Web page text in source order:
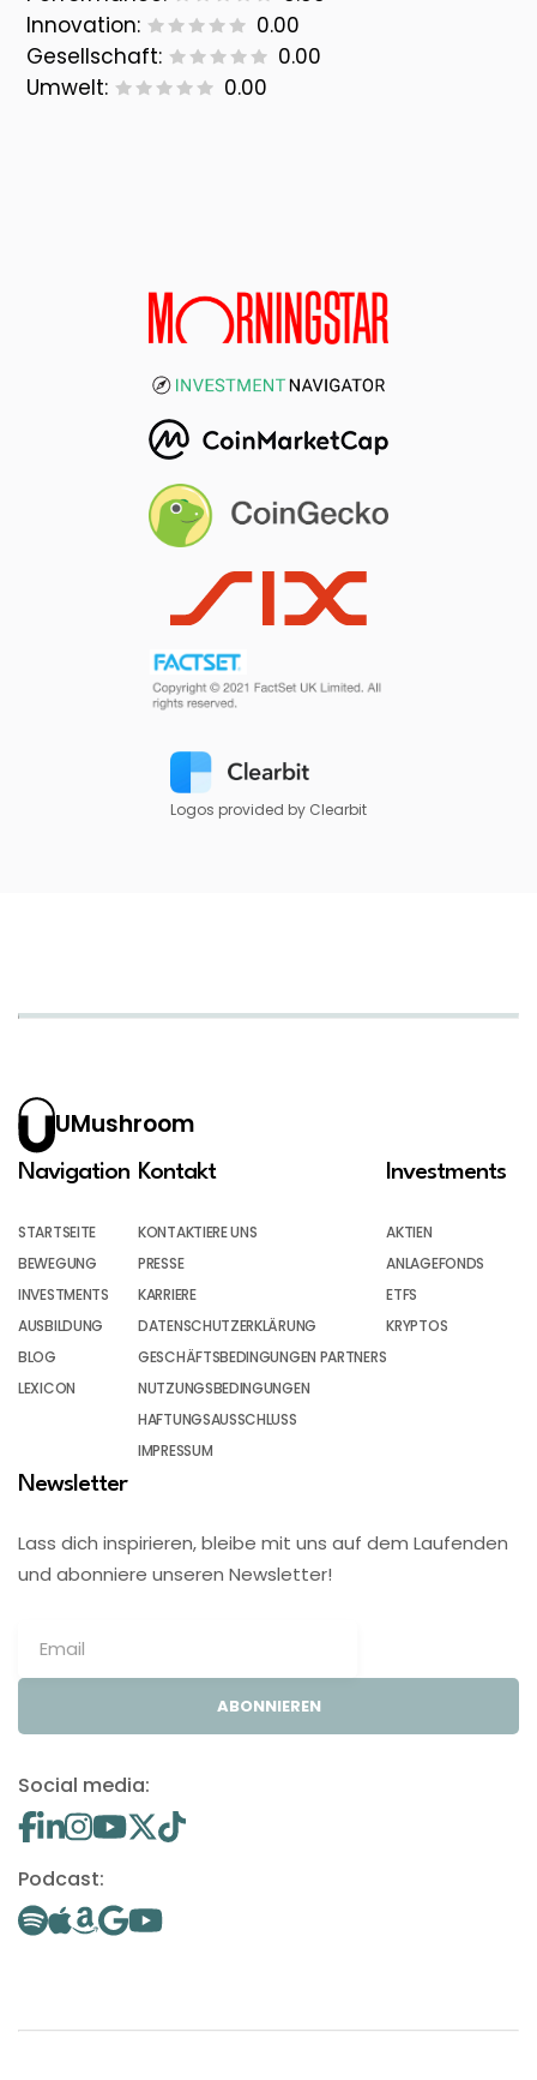
Innovation:
0.00
Gesellschaft:
0.00
Umwelt:
0.00
Logos provided by Clearbit
UMushroom
Navigation
STARTSEITE
BEWEGUNG
INVESTMENTS
AUSBILDUNG
BLOG
LEXICON
Kontakt
KONTAKTIERE UNS
PRESSE
KARRIERE
DATENSCHUTZERKLÄRUNG
GESCHÄFTSBEDINGUNGEN PARTNERS
NUTZUNGSBEDINGUNGEN
HAFTUNGSAUSSCHLUSS
IMPRESSUM
Investments
AKTIEN
ANLAGEFONDS
ETFS
KRYPTOS
Newsletter
Lass dich inspirieren, bleibe mit uns auf dem Laufenden
und abonniere unseren Newsletter!
ABONNIEREN
Social media:
Podcast: